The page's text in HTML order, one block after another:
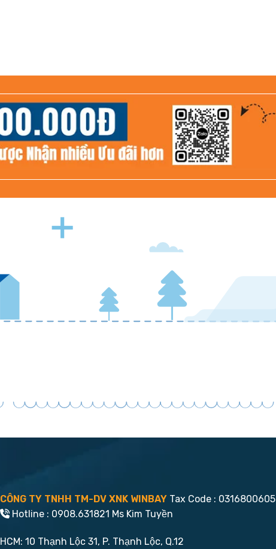
CÔNG TY TNHH TM-DV XNK WINBAY Tax Code : 0316800605
Hotline : 0908.631821 Ms Kim Tuyền
HCM: 10 Thạnh Lộc 31, P. Thạnh Lộc, Q.12